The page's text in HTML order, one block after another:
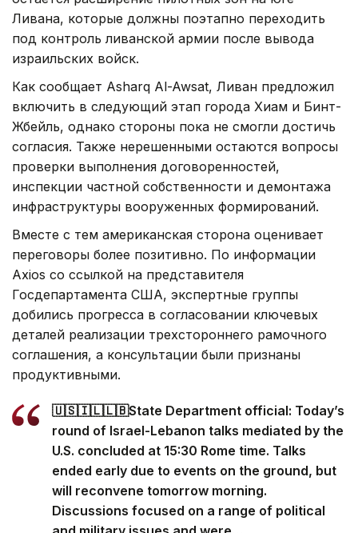
Ливана, которые должны поэтапно переходить
под контроль ливанской армии после вывода
израильских войск.
Как сообщает Asharq Al-Awsat, Ливан предложил
включить в следующий этап города Хиам и Бинт-
Жбейль, однако стороны пока не смогли достичь
согласия. Также нерешенными остаются вопросы
проверки выполнения договоренностей,
инспекции частной собственности и демонтажа
инфраструктуры вооруженных формирований.
Вместе с тем американская сторона оценивает
переговоры более позитивно. По информации
Axios со ссылкой на представителя
Госдепартамента США, экспертные группы
добились прогресса в согласовании ключевых
деталей реализации трехстороннего рамочного
соглашения, а консультации были признаны
продуктивными.
🇺🇸🇮🇱🇱🇧State Department official: Today’s
round of Israel-Lebanon talks mediated by the
U.S. concluded at 15:30 Rome time. Talks
ended early due to events on the ground, but
will reconvene tomorrow morning.
Discussions focused on a range of political
and military issues and were…